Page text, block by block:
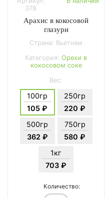
378
Арахис в кокосовой
глазури
Страна: Вьетнам
Категория: Орехи в
кокосовом соке
Вес:
100гр
105 ₽
250гр
220 ₽
500гр
362 ₽
750гр
580 ₽
1кг
703 ₽
Количество: